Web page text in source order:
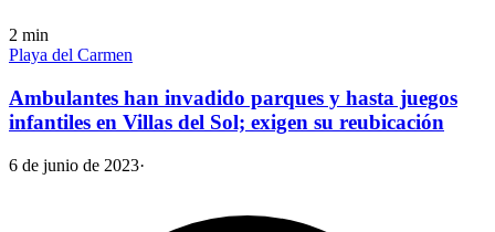
2 min
Playa del Carmen
Ambulantes han invadido parques y hasta juegos
infantiles en Villas del Sol; exigen su reubicación
6 de junio de 2023·